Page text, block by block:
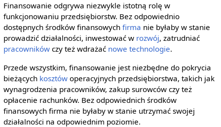
Finansowanie odgrywa niezwykle istotną rolę w
funkcjonowaniu przedsiębiorstw. Bez odpowiednio
dostępnych środków finansowych firma nie byłaby w stanie
prowadzić działalności, inwestować w rozwój, zatrudniać
pracownikówczy też wdrażać nowe technologie.
Przede wszystkim, finansowanie jest niezbędne do pokrycia
bieżących kosztówoperacyjnych przedsiębiorstwa, takich jak
wynagrodzenia pracowników, zakup surowców czy też
opłacenie rachunków. Bez odpowiednich środków
finansowych firma nie byłaby w stanie utrzymać swojej
działalności na odpowiednim poziomie.